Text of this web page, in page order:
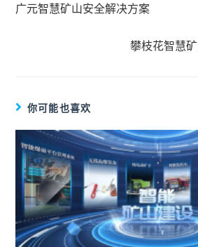
广元智慧矿山安全解决方案
攀枝花智慧
你可能也喜欢